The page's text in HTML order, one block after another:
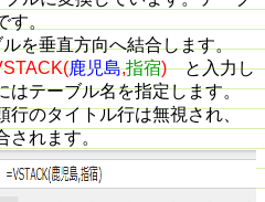
。
を垂直方向へ結合します。
鹿児島,指宿)と入力し
はテーブル名を指定します。
行のタイトル行は無視され、
されます。